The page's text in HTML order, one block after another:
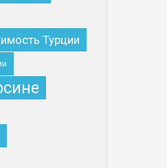
Турции